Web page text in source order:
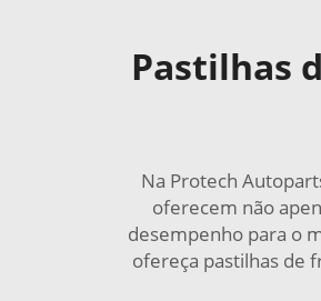
Pastilhas
Na Protech
oferecem não
desempenho para o
ofereça pastilhas de